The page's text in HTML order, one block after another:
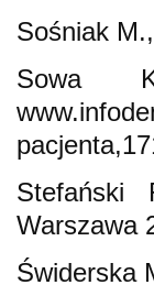
Sośniak
Sowa
Stefański
Warszawa
Świderska